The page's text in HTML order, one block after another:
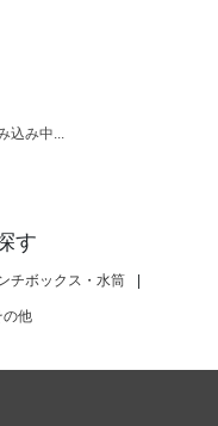
込み中...
す
チボックス・水筒 |
の他